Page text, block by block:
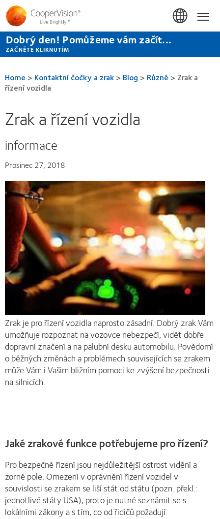
Přejít
hlavnímu
obsahu
Dobrý den! Pomůžeme vám začít...
ZAČNĚTE KLIKNUTÍM
Home > Kontaktní čočky a zrak > Blog > Různé > Zrak a
řízení vozidla
Zrak a řízení vozidla
informace
Prosinec 27, 2018
Zrak je pro řízení vozidla naprosto zásadní. Dobrý zrak Vám
umožňuje rozpoznat na vozovce nebezpečí, vidět dobře
dopravní značení a na palubní desku automobilu. Povědomí
o běžných změnách a problémech souvisejících se zrakem
může Vám i Vašim bližním pomoci ke zvýšení bezpečnosti
na silnicích.
Jaké zrakové funkce potřebujeme pro řízení?
Pro bezpečné řízení jsou nejdůležitější ostrost vidění a
zorné pole. Omezení v oprávnění řízení vozidel v
souvislosti se zrakem se liší stát od státu (pozn. překl.:
jednotlivé státy USA), proto je nutné seznámit se s
lokálními zákony a s tím, co od řidičů požadují.